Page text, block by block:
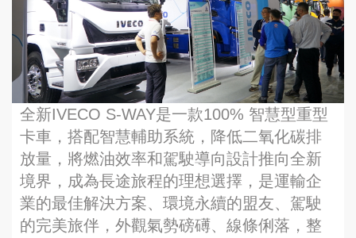
全新IVECO S-WAY是一款100% 智慧型重型
卡車，搭配智慧輔助系統，降低二氧化碳排
放量，將燃油效率和駕駛導向設計推向全新
境界，成為長途旅程的理想選擇，是運輸企
業的最佳解決方案、環境永續的盟友、駕駛
的完美旅伴，外觀氣勢磅礡、線條俐落，整